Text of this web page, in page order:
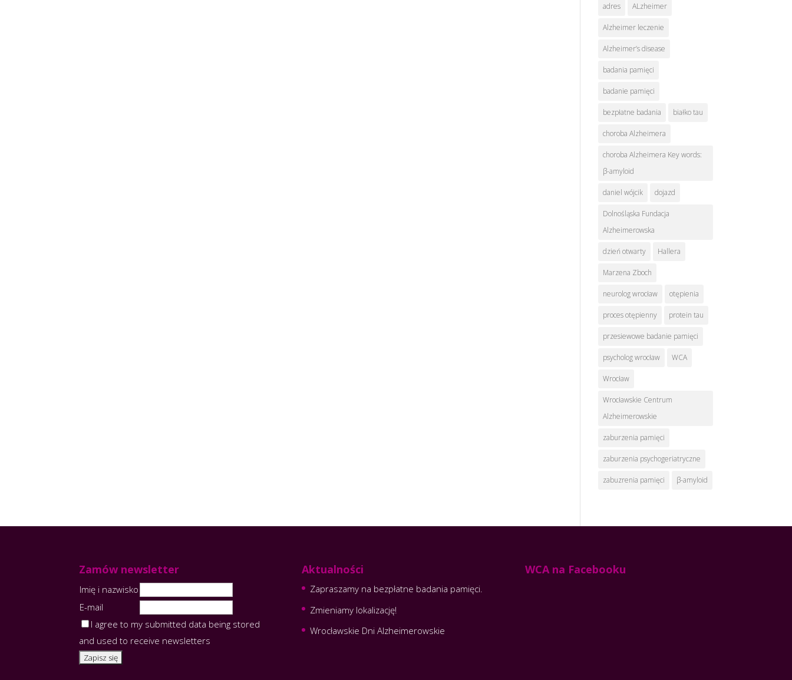
adres ALzheimer
Alzheimer leczenie
Alzheimer’s disease
badania pamięci
badanie pamięci
bezpłatne badania białko tau
choroba Alzheimera
choroba Alzheimera Key words:
β-amyloid
daniel wójcik dojazd
Dolnośląska Fundacja
Alzheimerowska
dzień otwarty Hallera
Marzena Zboch
neurolog wrocław otępienia
proces otępienny protein tau
przesiewowe badanie pamięci
psycholog wrocław WCA
Wrocław
Wrocławskie Centrum
Alzheimerowskie
zaburzenia pamięci
zaburzenia psychogeriatryczne
zabuzrenia pamięci β-amyloid
Zamów newsletter
Imię i nazwisko
E-mail
I agree to my submitted data being stored
and used to receive newsletters
Aktualności
Zapraszamy na bezpłatne badania pamięci.
Zmieniamy lokalizację!
Wrocławskie Dni Alzheimerowskie
WCA na Facebooku